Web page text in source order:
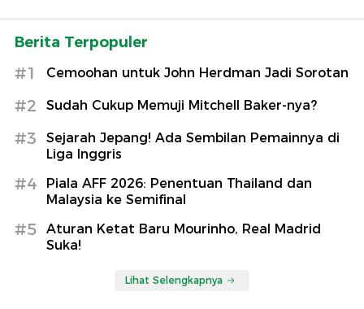
Berita Terpopuler
#1 Cemoohan untuk John Herdman Jadi Sorotan
#2 Sudah Cukup Memuji Mitchell Baker-nya?
#3
Sejarah Jepang! Ada Sembilan Pemainnya di
Liga Inggris
#4
Piala AFF 2026: Penentuan Thailand dan
Malaysia ke Semifinal
#5
Aturan Ketat Baru Mourinho, Real Madrid
Suka!
Lihat Selengkapnya